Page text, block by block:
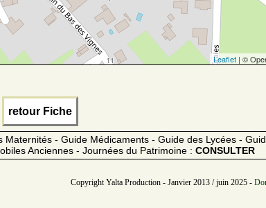
Leaflet| ©
retour Fiche
- Guide Médicaments - Guide des Lycées -
Anciennes - Journées du Patrimoine : CONSULTER
Copyright Yalta Production - Janvier 2013 / juin 2025 -